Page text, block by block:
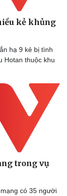
kẻ khủng
hạ 9 kẻ bị tình
Hotan thuộc khu
trong vụ
có 35 người